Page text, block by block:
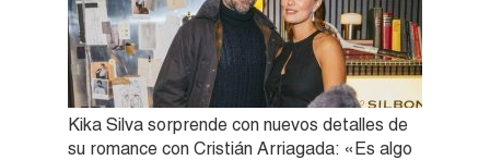
Kika Silva sorprende con nuevos detalles de
su romance con Cristián Arriagada: «Es algo